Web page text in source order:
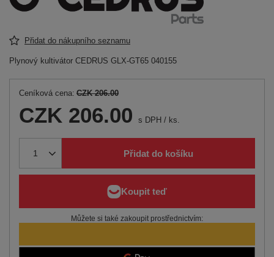
Přidat do nákupního seznamu
Plynový kultivátor CEDRUS GLX-GT65 040155
Ceníková cena: CZK 206.00
CZK 206.00 s DPH / ks.
Přidat do košíku
Můžete si také zakoupit prostřednictvím: